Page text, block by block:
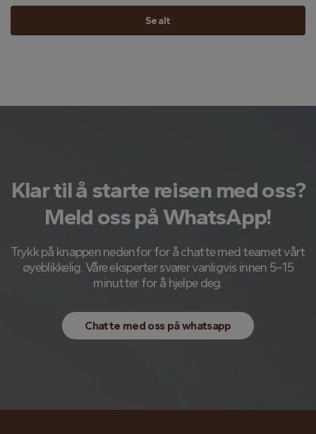
Se alt
Klar til å starte reisen med oss?
Meld oss ​​på WhatsApp!
Trykk på knappen nedenfor for å chatte med teamet vårt
øyeblikkelig. Våre eksperter svarer vanligvis innen 5–15
minutter for å hjelpe deg.
Chatte med oss ​​på whatsapp